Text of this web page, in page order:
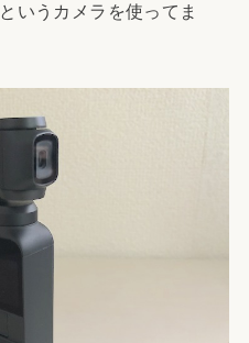
というカメラを使ってま